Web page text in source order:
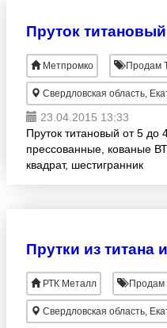
Пруток
Метпромко Продам
Свердловская область,
23.04.2015 13:33
Пруток титановый от 5 до
прессованные, кованые
квадрат, шестигранник
РТК Металл Продам
Свердловская область,